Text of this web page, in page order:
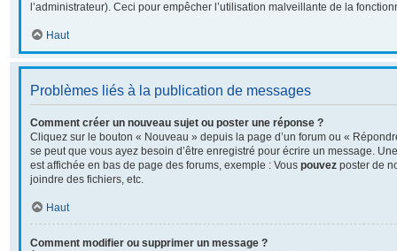
l’administrateur). Ceci pour empêcher l’utilisation malveillante de la
Haut
Problèmes liés à la publication de messages
Comment créer un nouveau sujet ou poster une réponse ?
Cliquez sur le bouton « Nouveau » depuis la page d’un forum ou «
se peut que vous ayez besoin d’être enregistré pour écrire un message.
est affichée en bas de page des forums, exemple : Vous pouvez poster de
joindre des fichiers, etc.
Haut
Comment modifier ou supprimer un message ?